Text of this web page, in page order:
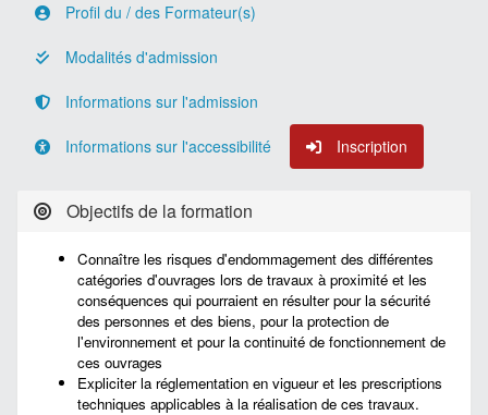
Profil du / des Formateur(s)
Modalités d'admission
Informations sur l'admission
Informations sur l'accessibilité Inscription
Objectifs de la formation
Connaître les risques d'endommagement des différentes
catégories d'ouvrages lors de travaux à proximité et les
conséquences qui pourraient en résulter pour la sécurité
des personnes et des biens, pour la protection de
l'environnement et pour la continuité de fonctionnement de
ces ouvrages
Expliciter la réglementation en vigueur et les prescriptions
techniques applicables à la réalisation de ces travaux.